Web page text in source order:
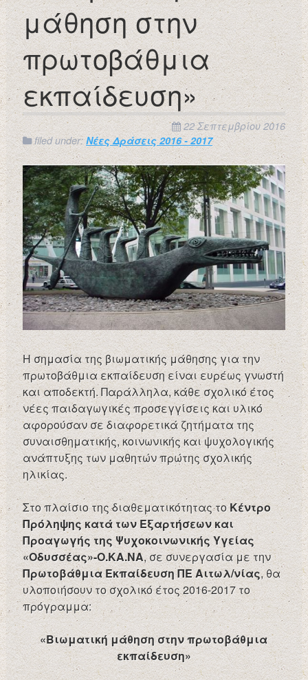
μάθηση στην
πρωτοβάθμια
εκπαίδευση»
22 Σεπτεμβρίου 2016
filed under: Νέες Δράσεις 2016 - 2017
Η σημασία της βιωματικής μάθησης για την
πρωτοβάθμια εκπαίδευση είναι ευρέως γνωστή
και αποδεκτή. Παράλληλα, κάθε σχολικό έτος
νέες παιδαγωγικές προσεγγίσεις και υλικό
αφορούσαν σε διαφορετικά ζητήματα της
συναισθηματικής, κοινωνικής και ψυχολογικής
ανάπτυξης των μαθητών πρώτης σχολικής
ηλικίας.
Στο πλαίσιο της διαθεματικότητας τοΚέντρο
Πρόληψης κατά των Εξαρτήσεων και
Προαγωγής της Ψυχοκοινωνικής Υγείας
«Οδυσσέας»-Ο.ΚΑ.ΝΑ, σε συνεργασία με την
Πρωτοβάθμια Εκπαίδευση ΠΕ Αιτωλ/νίας, θα
υλοποιήσουν το σχολικό έτος 2016-2017 το
πρόγραμμα:
«Βιωματική μάθηση στην πρωτοβάθμια
εκπαίδευση»